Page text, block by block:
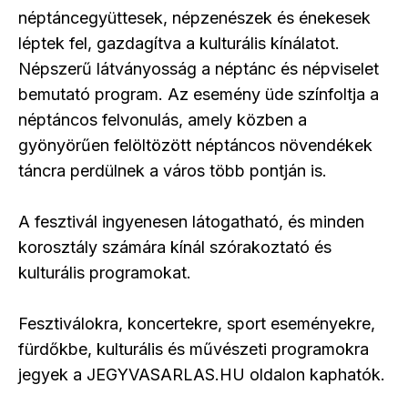
néptáncegyüttesek, népzenészek és énekesek
léptek fel, gazdagítva a kulturális kínálatot.
Népszerű látványosság a néptánc és népviselet
bemutató program. Az esemény üde színfoltja a
néptáncos felvonulás, amely közben a
gyönyörűen felöltözött néptáncos növendékek
táncra perdülnek a város több pontján is.
A fesztivál ingyenesen látogatható, és minden
korosztály számára kínál szórakoztató és
kulturális programokat.
Fesztiválokra, koncertekre, sport eseményekre,
fürdőkbe, kulturális és művészeti programokra
jegyek a JEGYVASARLAS.HU oldalon kaphatók.